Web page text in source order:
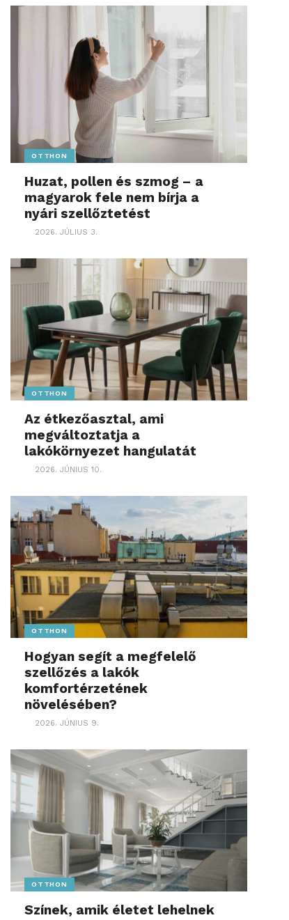
OTTHON
Huzat, pollen és szmog – a
magyarok fele nem bírja a
nyári szellőztetést
2026. JÚLIUS 3.
OTTHON
Az étkezőasztal, ami
megváltoztatja a
lakókörnyezet hangulatát
2026. JÚNIUS 10.
OTTHON
Hogyan segít a megfelelő
szellőzés a lakók
komfortérzetének
növelésében?
2026. JÚNIUS 9.
OTTHON
Színek, amik életet lehelnek